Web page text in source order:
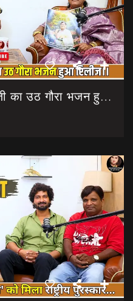
सावन स्पेशल- हेमा मैठाणी जी का उठ गौरा भजन हुआ रिलीज।। Sawan Special Bhajan || Uth Gaura Bhajan